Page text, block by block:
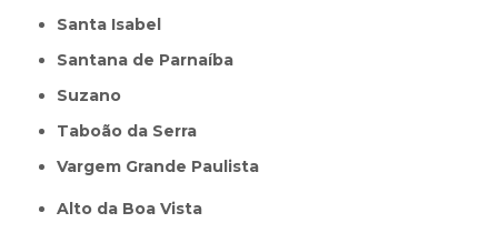
Santa Isabel
Santana de Parnaíba
Suzano
Taboão da Serra
Vargem Grande Paulista
Alto da Boa Vista